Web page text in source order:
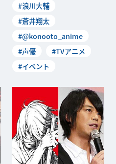
#浪川大輔
#蒼井翔太
#@konooto_anime
#声優
#TVアニメ
#イベント